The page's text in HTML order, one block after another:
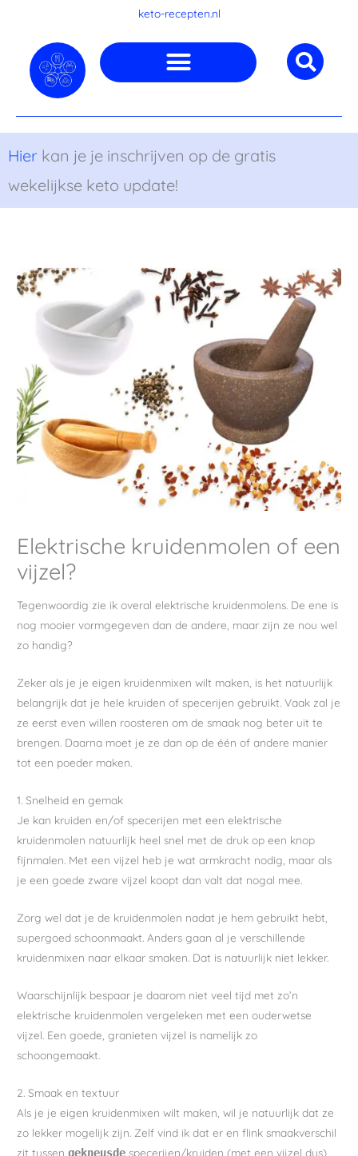
inhoud
keto-recepten.nl
Hier kan je je inschrijven op de gratis
wekelijkse keto update!
Elektrische kruidenmolen of een
vijzel?
Tegenwoordig zie ik overal elektrische kruidenmolens. De ene is
nog mooier vormgegeven dan de andere, maar zijn ze nou wel
zo handig?
Zeker als je je eigen kruidenmixen wilt maken, is het natuurlijk
belangrijk dat je hele kruiden of specerijen gebruikt. Vaak zal je
ze eerst even willen roosteren om de smaak nog beter uit te
brengen. Daarna moet je ze dan op de één of andere manier
tot een poeder maken.
1. Snelheid en gemak
Je kan kruiden en/of specerijen met een elektrische
kruidenmolen natuurlijk heel snel met de druk op een knop
fijnmalen. Met een vijzel heb je wat armkracht nodig, maar als
je een goede zware vijzel koopt dan valt dat nogal mee.
Zorg wel dat je de kruidenmolen nadat je hem gebruikt hebt,
supergoed schoonmaakt. Anders gaan al je verschillende
kruidenmixen naar elkaar smaken. Dat is natuurlijk niet lekker.
Waarschijnlijk bespaar je daarom niet veel tijd met zo’n
elektrische kruidenmolen vergeleken met een ouderwetse
vijzel. Een goede, granieten vijzel is namelijk zo
schoongemaakt.
2. Smaak en textuur
Als je je eigen kruidenmixen wilt maken, wil je natuurlijk dat ze
zo lekker mogelijk zijn. Zelf vind ik dat er en flink smaakverschil
zit tussengekneusde specerijen/kruiden (met een vijzel dus)